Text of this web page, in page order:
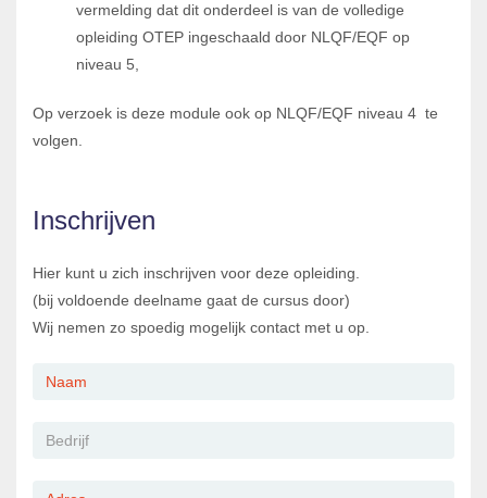
vermelding dat dit onderdeel is van de volledige
opleiding OTEP ingeschaald door NLQF/EQF op
niveau 5,
Op verzoek is deze module ook op NLQF/EQF niveau 4 te
volgen.
Inschrijven
Hier kunt u zich inschrijven voor deze opleiding.
(bij voldoende deelname gaat de cursus door)
Wij nemen zo spoedig mogelijk contact met u op.